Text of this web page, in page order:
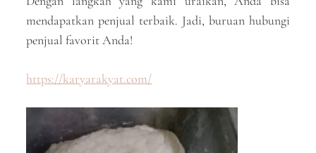
mendapatkan penjual terbaik. Jadi, buruan hubungi
penjual favorit Anda!
https://karyarakyat.com/